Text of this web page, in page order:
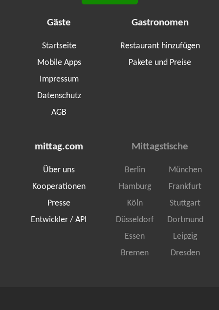
Gäste
Startseite
Mobile Apps
Impressum
Datenschutz
AGB
Gastronomen
Restaurant hinzufügen
Pakete und Preise
mittag.com
Über uns
Kooperationen
Presse
Entwickler / API
Mittagstische
Berlin
München
Hamburg
Frankfurt
Köln
Stuttgart
Düsseldorf
Dortmund
Essen
Leipzig
Bremen
Dresden